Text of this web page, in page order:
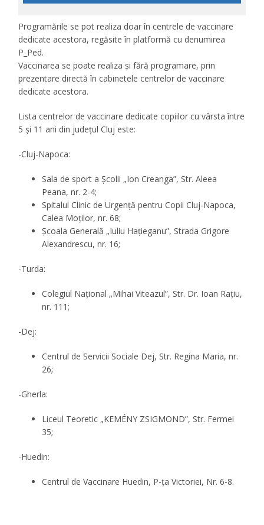
Programările se pot realiza doar în centrele de vaccinare
dedicate acestora, regăsite în platformă cu denumirea
P_Ped.
Vaccinarea se poate realiza și fără programare, prin
prezentare directă în cabinetele centrelor de vaccinare
dedicate acestora.
Lista centrelor de vaccinare dedicate copiilor cu vârsta între
5 și 11 ani din județul Cluj este:
-Cluj-Napoca:
Sala de sport a Școlii „Ion Creanga”, Str. Aleea
Peana, nr. 2-4;
Spitalul Clinic de Urgență pentru Copii Cluj-Napoca,
Calea Moților, nr. 68;
Școala Generală „Iuliu Hațieganu”, Strada Grigore
Alexandrescu, nr. 16;
-Turda:
Colegiul Național „Mihai Viteazul”, Str. Dr. Ioan Rațiu,
nr. 111;
-Dej:
Centrul de Servicii Sociale Dej, Str. Regina Maria, nr.
26;
-Gherla:
Liceul Teoretic „KEMÉNY ZSIGMOND”, Str. Fermei
35;
-Huedin:
Centrul de Vaccinare Huedin, P-ța Victoriei, Nr. 6-8.